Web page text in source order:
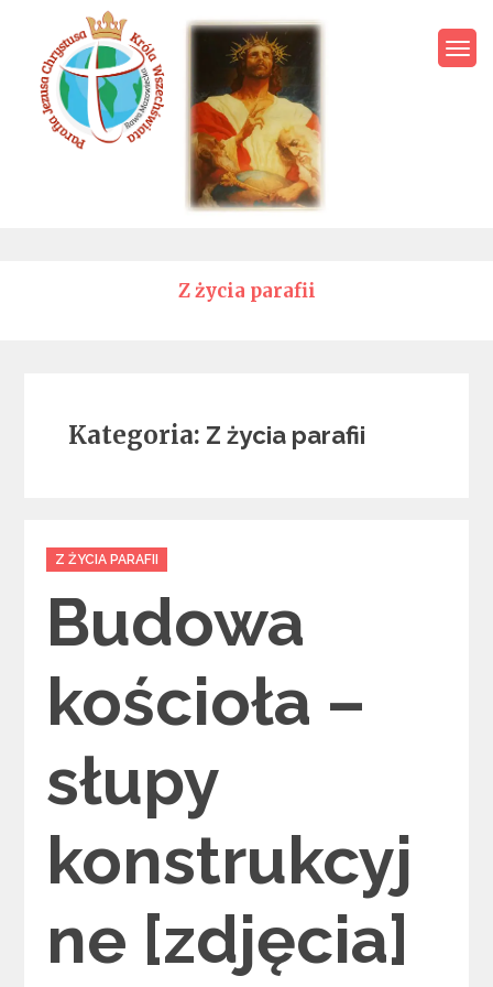
content
Parafia Jezusa Chrystusa
Króla Wszechświata – Rawa
Z życia parafii
Kategoria: Z życia parafii
Categories
Z ŻYCIA PARAFII
Budowa
kościoła –
słupy
konstrukcyj
ne [zdjęcia]